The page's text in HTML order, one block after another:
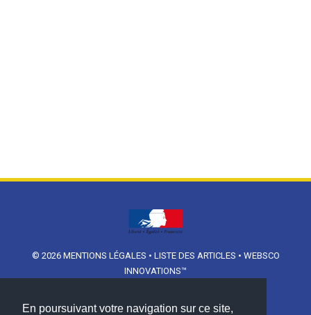
En poursuivant votre navigation sur ce site,
© 2026 MENTIONS LÉGALES • LISTE DES ARTICLES • WEBSCO
INNOVATIONS™